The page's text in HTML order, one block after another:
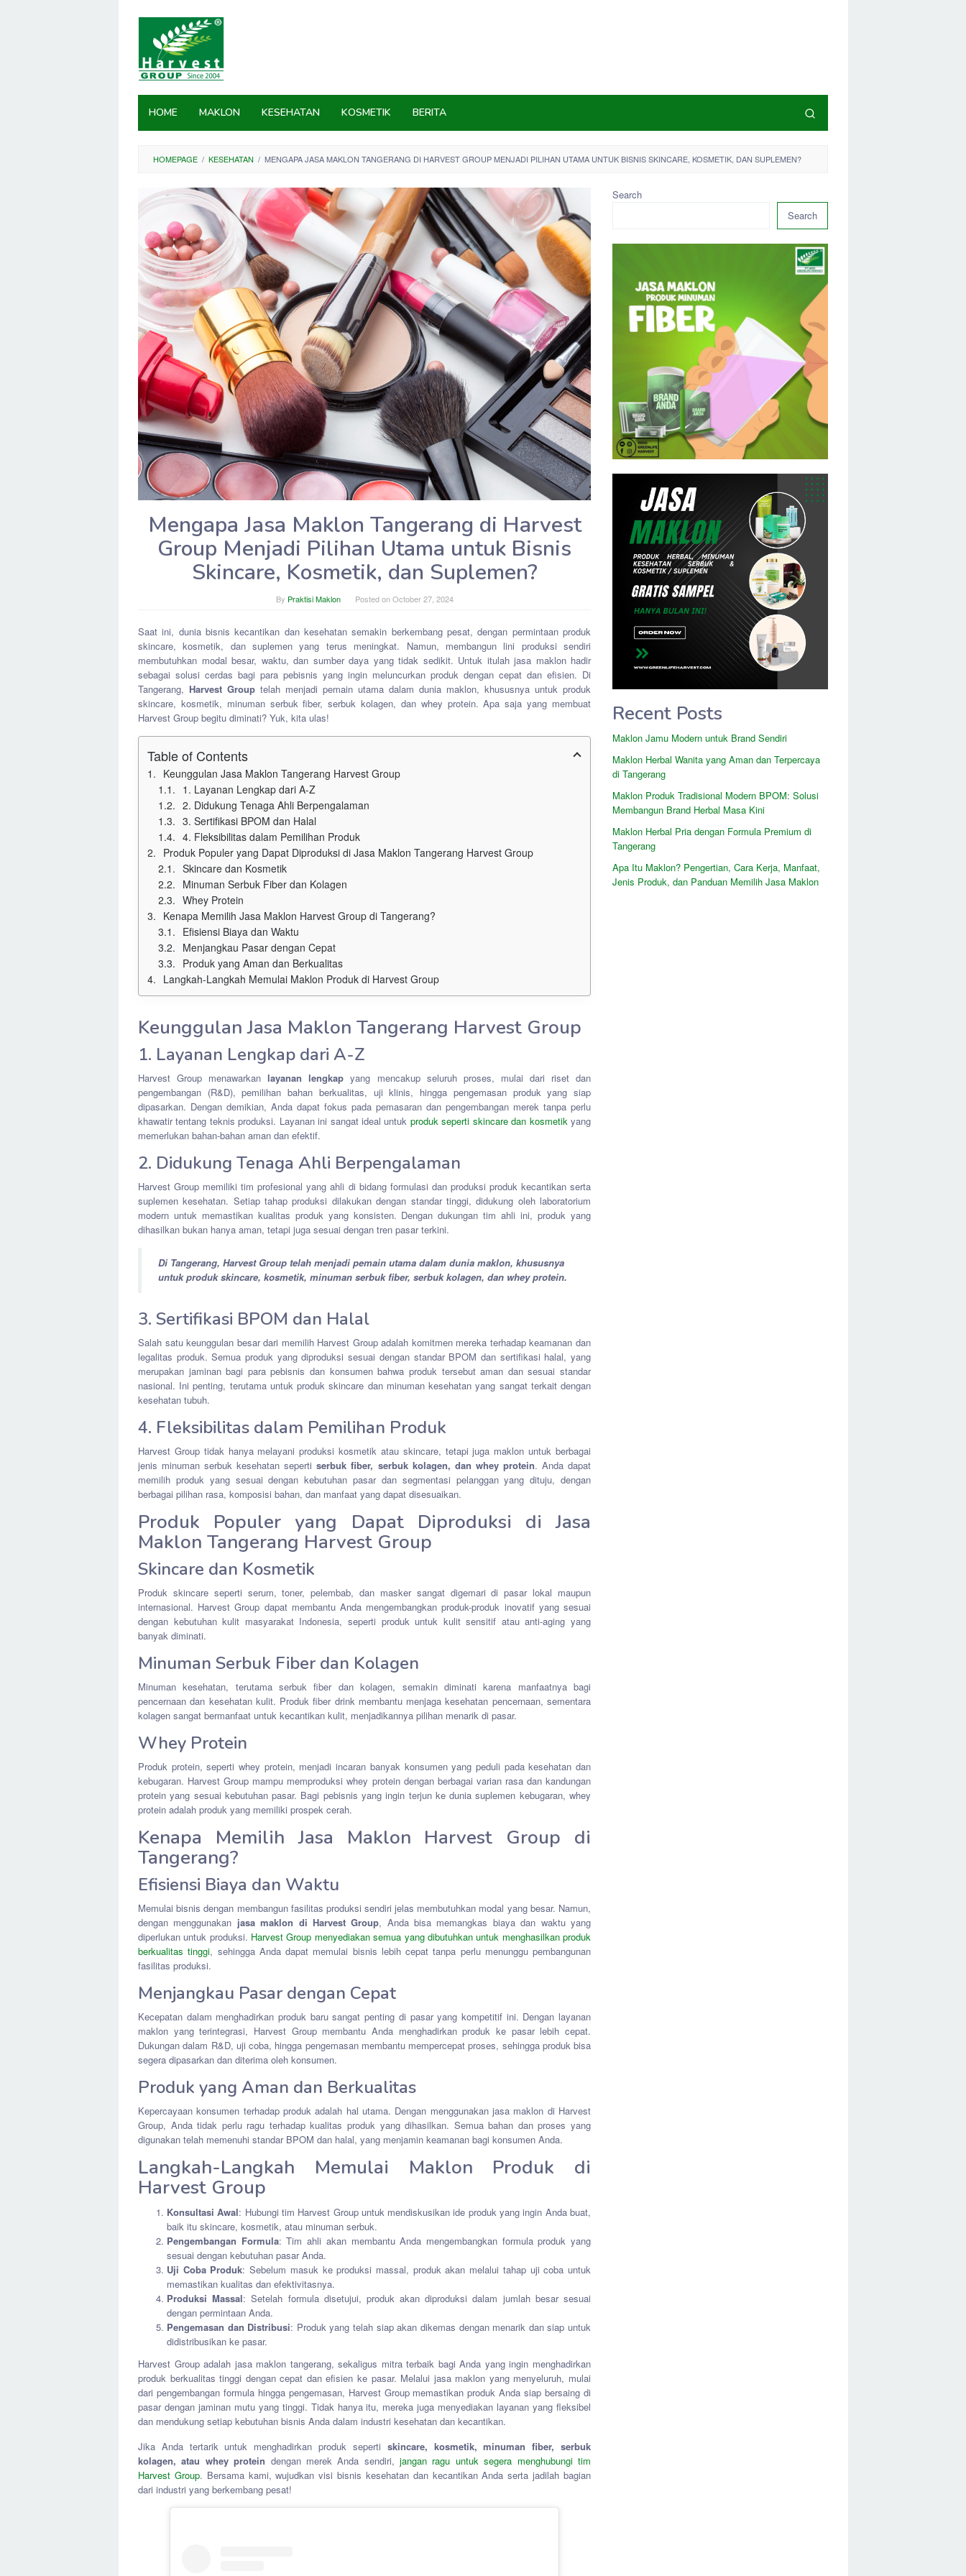
HOME MAKLON KESEHATAN KOSMETIK BERITA
HOMEPAGE / KESEHATAN / MENGAPA JASA MAKLON TANGERANG DI HARVEST GROUP MENJADI PILIHAN UTAMA UNTUK BISNIS SKINCARE, KOSMETIK, DAN SUPLEMEN?
Mengapa Jasa Maklon Tangerang di Harvest
Group Menjadi Pilihan Utama untuk Bisnis
Skincare, Kosmetik, dan Suplemen?
By Praktisi Maklon Posted onOctober 27, 2024
Saat ini, dunia bisnis kecantikan dan kesehatan semakin berkembang pesat, dengan permintaan produk
skincare, kosmetik, dan suplemen yang terus meningkat. Namun, membangun lini produksi sendiri
membutuhkan modal besar, waktu, dan sumber daya yang tidak sedikit. Untuk itulah jasa maklon hadir
sebagai solusi cerdas bagi para pebisnis yang ingin meluncurkan produk dengan cepat dan efisien. Di
Tangerang, Harvest Group telah menjadi pemain utama dalam dunia maklon, khususnya untuk produk
skincare, kosmetik, minuman serbuk fiber, serbuk kolagen, dan whey protein. Apa saja yang membuat
Harvest Group begitu diminati? Yuk, kita ulas!
Table of Contents
Keunggulan Jasa Maklon Tangerang Harvest Group
1. Layanan Lengkap dari A-Z
2. Didukung Tenaga Ahli Berpengalaman
3. Sertifikasi BPOM dan Halal
4. Fleksibilitas dalam Pemilihan Produk
Produk Populer yang Dapat Diproduksi di Jasa Maklon Tangerang Harvest Group
Skincare dan Kosmetik
Minuman Serbuk Fiber dan Kolagen
Whey Protein
Kenapa Memilih Jasa Maklon Harvest Group di Tangerang?
Efisiensi Biaya dan Waktu
Menjangkau Pasar dengan Cepat
Produk yang Aman dan Berkualitas
Langkah-Langkah Memulai Maklon Produk di Harvest Group
Keunggulan Jasa Maklon Tangerang Harvest Group
1. Layanan Lengkap dari A-Z
Harvest Group menawarkan layanan lengkap yang mencakup seluruh proses, mulai dari riset dan
pengembangan (R&D), pemilihan bahan berkualitas, uji klinis, hingga pengemasan produk yang siap
dipasarkan. Dengan demikian, Anda dapat fokus pada pemasaran dan pengembangan merek tanpa perlu
khawatir tentang teknis produksi. Layanan ini sangat ideal untuk produk seperti skincare dan kosmetik yang
memerlukan bahan-bahan aman dan efektif.
2. Didukung Tenaga Ahli Berpengalaman
Harvest Group memiliki tim profesional yang ahli di bidang formulasi dan produksi produk kecantikan serta
suplemen kesehatan. Setiap tahap produksi dilakukan dengan standar tinggi, didukung oleh laboratorium
modern untuk memastikan kualitas produk yang konsisten. Dengan dukungan tim ahli ini, produk yang
dihasilkan bukan hanya aman, tetapi juga sesuai dengan tren pasar terkini.
Di Tangerang, Harvest Group telah menjadi pemain utama dalam dunia maklon, khususnya
untuk produk skincare, kosmetik, minuman serbuk fiber, serbuk kolagen, dan whey protein.
3. Sertifikasi BPOM dan Halal
Salah satu keunggulan besar dari memilih Harvest Group adalah komitmen mereka terhadap keamanan dan
legalitas produk. Semua produk yang diproduksi sesuai dengan standar BPOM dan sertifikasi halal, yang
merupakan jaminan bagi para pebisnis dan konsumen bahwa produk tersebut aman dan sesuai standar
nasional. Ini penting, terutama untuk produk skincare dan minuman kesehatan yang sangat terkait dengan
kesehatan tubuh.
4. Fleksibilitas dalam Pemilihan Produk
Harvest Group tidak hanya melayani produksi kosmetik atau skincare, tetapi juga maklon untuk berbagai
jenis minuman serbuk kesehatan sepertiserbuk fiber, serbuk kolagen, dan whey protein. Anda dapat
memilih produk yang sesuai dengan kebutuhan pasar dan segmentasi pelanggan yang dituju, dengan
berbagai pilihan rasa, komposisi bahan, dan manfaat yang dapat disesuaikan.
Produk Populer yang Dapat Diproduksi di Jasa
Maklon Tangerang Harvest Group
Skincare dan Kosmetik
Produk skincare seperti serum, toner, pelembab, dan masker sangat digemari di pasar lokal maupun
internasional. Harvest Group dapat membantu Anda mengembangkan produk-produk inovatif yang sesuai
dengan kebutuhan kulit masyarakat Indonesia, seperti produk untuk kulit sensitif atau anti-aging yang
banyak diminati.
Minuman Serbuk Fiber dan Kolagen
Minuman kesehatan, terutama serbuk fiber dan kolagen, semakin diminati karena manfaatnya bagi
pencernaan dan kesehatan kulit. Produk fiber drink membantu menjaga kesehatan pencernaan, sementara
kolagen sangat bermanfaat untuk kecantikan kulit, menjadikannya pilihan menarik di pasar.
Whey Protein
Produk protein, seperti whey protein, menjadi incaran banyak konsumen yang peduli pada kesehatan dan
kebugaran. Harvest Group mampu memproduksi whey protein dengan berbagai varian rasa dan kandungan
protein yang sesuai kebutuhan pasar. Bagi pebisnis yang ingin terjun ke dunia suplemen kebugaran, whey
protein adalah produk yang memiliki prospek cerah.
Kenapa Memilih Jasa Maklon Harvest Group di
Tangerang?
Efisiensi Biaya dan Waktu
Memulai bisnis dengan membangun fasilitas produksi sendiri jelas membutuhkan modal yang besar. Namun,
dengan menggunakan jasa maklon di Harvest Group, Anda bisa memangkas biaya dan waktu yang
diperlukan untuk produksi. Harvest Group menyediakan semua yang dibutuhkan untuk menghasilkan produk
berkualitas tinggi, sehingga Anda dapat memulai bisnis lebih cepat tanpa perlu menunggu pembangunan
fasilitas produksi.
Menjangkau Pasar dengan Cepat
Kecepatan dalam menghadirkan produk baru sangat penting di pasar yang kompetitif ini. Dengan layanan
maklon yang terintegrasi, Harvest Group membantu Anda menghadirkan produk ke pasar lebih cepat.
Dukungan dalam R&D, uji coba, hingga pengemasan membantu mempercepat proses, sehingga produk bisa
segera dipasarkan dan diterima oleh konsumen.
Produk yang Aman dan Berkualitas
Kepercayaan konsumen terhadap produk adalah hal utama. Dengan menggunakan jasa maklon di Harvest
Group, Anda tidak perlu ragu terhadap kualitas produk yang dihasilkan. Semua bahan dan proses yang
digunakan telah memenuhi standar BPOM dan halal, yang menjamin keamanan bagi konsumen Anda.
Langkah-Langkah Memulai Maklon Produk di
Harvest Group
Konsultasi Awal: Hubungi tim Harvest Group untuk mendiskusikan ide produk yang ingin Anda buat,
baik itu skincare, kosmetik, atau minuman serbuk.
Pengembangan Formula: Tim ahli akan membantu Anda mengembangkan formula produk yang
sesuai dengan kebutuhan pasar Anda.
Uji Coba Produk: Sebelum masuk ke produksi massal, produk akan melalui tahap uji coba untuk
memastikan kualitas dan efektivitasnya.
Produksi Massal: Setelah formula disetujui, produk akan diproduksi dalam jumlah besar sesuai
dengan permintaan Anda.
Pengemasan dan Distribusi: Produk yang telah siap akan dikemas dengan menarik dan siap untuk
didistribusikan ke pasar.
Harvest Group adalah jasa maklon tangerang, sekaligus mitra terbaik bagi Anda yang ingin menghadirkan
produk berkualitas tinggi dengan cepat dan efisien ke pasar. Melalui jasa maklon yang menyeluruh, mulai
dari pengembangan formula hingga pengemasan, Harvest Group memastikan produk Anda siap bersaing di
pasar dengan jaminan mutu yang tinggi. Tidak hanya itu, mereka juga menyediakan layanan yang fleksibel
dan mendukung setiap kebutuhan bisnis Anda dalam industri kesehatan dan kecantikan.
Jika Anda tertarik untuk menghadirkan produk seperti skincare, kosmetik, minuman fiber, serbuk
kolagen, atau whey protein dengan merek Anda sendiri,jangan ragu untuk segera menghubungi tim
Harvest Group. Bersama kami, wujudkan visi bisnis kesehatan dan kecantikan Anda serta jadilah bagian
dari industri yang berkembang pesat!
Search
Search
Recent Posts
Maklon Jamu Modern untuk Brand Sendiri
Maklon Herbal Wanita yang Aman dan Terpercaya
di Tangerang
Maklon Produk Tradisional Modern BPOM: Solusi
Membangun Brand Herbal Masa Kini
Maklon Herbal Pria dengan Formula Premium di
Tangerang
Apa Itu Maklon? Pengertian, Cara Kerja, Manfaat,
Jenis Produk, dan Panduan Memilih Jasa Maklon